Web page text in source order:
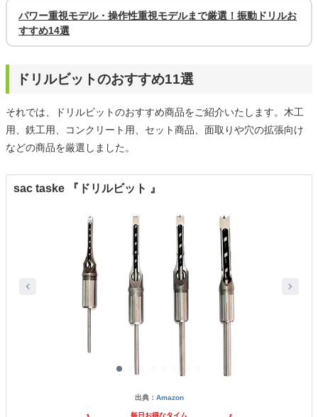
パワー重視モデル・操作性重視モデルまで厳選！振動ドリルお
すすめ14選
ドリルビットのおすすめ11選
それでは、ドリルビットのおすすめ商品をご紹介いたします。木工
用、鉄工用、コンクリート用、セット商品、面取りや穴の拡張向け
などの商品を厳選しました。
sac taske 『ドリルビット 』
出典： Amazon